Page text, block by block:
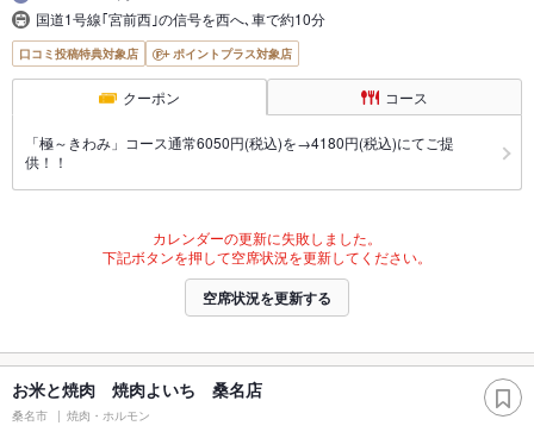
国道1号線｢宮前西｣の信号を西へ､車で約10分
口コミ投稿特典対象店 ポイントプラス対象店
クーポン コース
「極～きわみ」コース通常6050円(税込)を→4180円(税込)にてご提
供！！
カレンダーの更新に失敗しました。
下記ボタンを押して空席状況を更新してください。
空席状況を更新する
お米と焼肉 焼肉よいち 桑名店
桑名市 焼肉・ホルモン